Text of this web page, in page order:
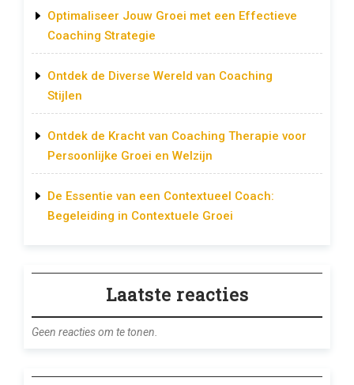
Optimaliseer Jouw Groei met een Effectieve
Coaching Strategie
Ontdek de Diverse Wereld van Coaching
Stijlen
Ontdek de Kracht van Coaching Therapie voor
Persoonlijke Groei en Welzijn
De Essentie van een Contextueel Coach:
Begeleiding in Contextuele Groei
Laatste reacties
Geen reacties om te tonen.